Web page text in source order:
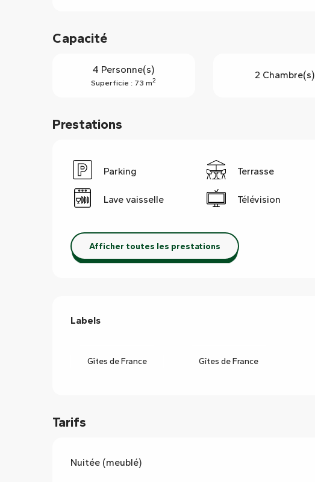
Capacité
4 Personne(s)
Superficie : 73 m2 2 Chambre(s)
Prestations
Parking Terrasse
Lave vaisselle Télévision
Afficher toutes les prestations
Offres de prestations
Labels
Labels
Gîtes de France Gîtes de France
Tarifs
Nuitée (meublé)